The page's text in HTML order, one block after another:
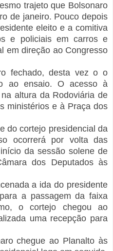
trajeto que Bolsonaro
de janeiro. Pouco depois
eleito e a comitiva
e policiais em carros e
em direção ao Congresso
fechado, desta vez o o
ao ensaio. O acesso à
altura da Rodoviária de
ministérios e à Praça dos
do cortejo presidencial da
ocorrerá por volta das
da sessão solene de
dos Deputados às
a ida do presidente
a passagem da faixa
o cortejo chegou ao
uma recepção para
chegue ao Planalto às